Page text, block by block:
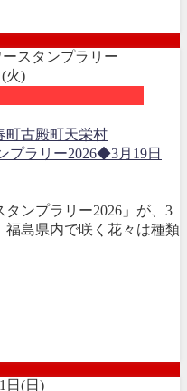
町古殿町天栄村
プラリー2026◆3月19日
ンプラリー2026」が、3
福島県内で咲く花々は種類